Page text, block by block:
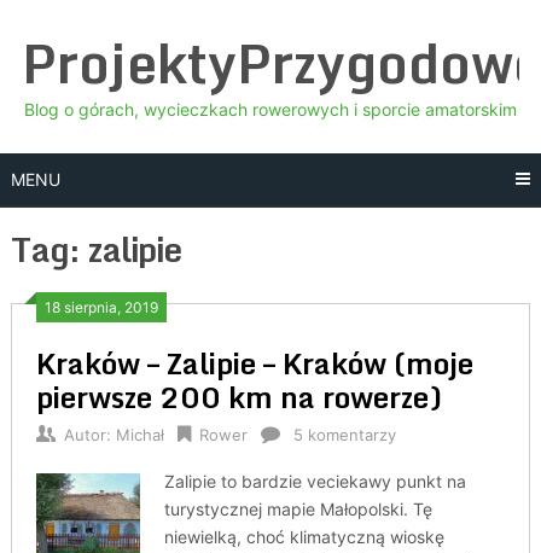
content
Blog o górach, wycieczkach rowerowych i sporcie amatorskim
MENU
Tag: zalipie
18 sierpnia, 2019
Kraków – Zalipie – Kraków (moje
pierwsze 200 km na rowerze)
Autor: Michał Rower 5 komentarzy
Zalipie to bardzie veciekawy punkt na
turystycznej mapie Małopolski. Tę
niewielką, choć klimatyczną wioskę